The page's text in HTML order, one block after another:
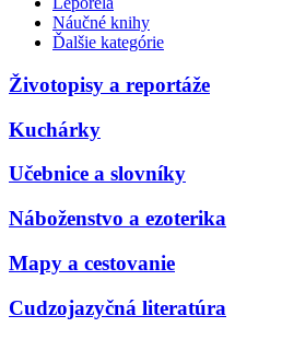
Náučné knihy
Ďalšie kategórie
Životopisy a reportáže
Kuchárky
Učebnice a slovníky
Náboženstvo a ezoterika
Mapy a cestovanie
Cudzojazyčná literatúra